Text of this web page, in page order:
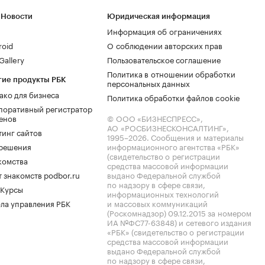
продукты РБК
для бизнеса
регистратор
сайтов
знакомств podbor.ru
управления РБК
Юридическая информация
Информация об ограничениях
О соблюдении авторских прав
Пользовательское соглашение
Политика в отношении обработки
персональных данных
Политика обработки файлов cookie
© ООО «БИЗНЕСПРЕСС»,
АО «РОСБИЗНЕСКОНСАЛТИНГ»,
1995–2026. Сообщения и материалы
информационного агентства «РБК»
(свидетельство о регистрации
средства массовой информации
выдано Федеральной службой
по надзору в сфере связи,
информационных технологий
и массовых коммуникаций
(Роскомнадзор) 09.12.2015 за номером
ИА №ФС77-63848) и сетевого издания
«РБК» (свидетельство о регистрации
средства массовой информации
выдано Федеральной службой
по надзору в сфере связи,